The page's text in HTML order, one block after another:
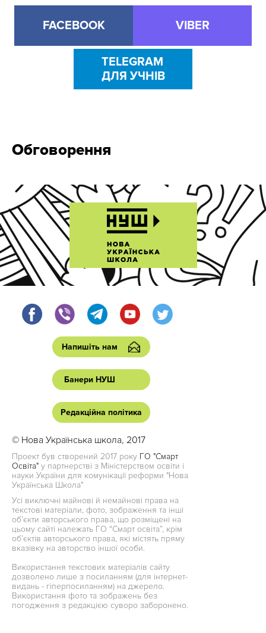
FACEBOOK VIBER
TELEGRAM
ДЛЯ УЧНІВ
Обговорення
Напишіть нам
Банери НУШ
Редакційна політика
© Нова Українська школа, 2017
Проект був створений 2017 року ГО "Смарт
Освіта" у партнерстві з Міністерством освіти і
науки України для комунікації реформи "Нова
Українська Школа"
Усі виключні майнові й немайнові права на
текстові матеріали, фото, зображення та інші
об’єкти авторського права, що розміщені на
цьому сайті належать ГО “Смарт освіта”, крім
об’єктів авторського права, які містять пряму
вказівку на авторство іншої особи.
Використання текстових матеріалів сайту
дозволено лише з посиланням (для інтернет-
видань - гіперпосиланням) на джерело.
Використання фото та зображень без
погодження з редакцією суворо заборонено.